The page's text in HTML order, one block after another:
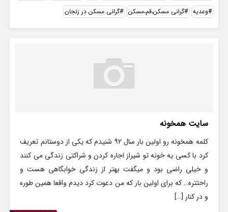
وعدیه
گرانی مسکن،قم،مسکن گرانی مسکن در زنجان
سایت همخونه
کلمه همخونه رو اولین بار سال 92 شنیدم که یکی از دوستانم تعریف
کرد با کسی یه خونه تو شیراز اجاره کردن و شراکتی زندگی می کنند
و خیلی راضی بود و میگفت بهتر از زندگی خوابگاهی هست و
راحتتره… که برای اولین بار که من دعوت کرد دیدم واقعا همین طوره
و در کنار […]